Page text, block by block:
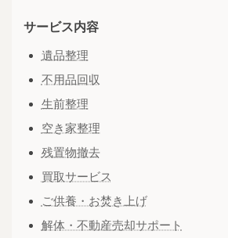
サービス内容
遺品整理
不用品回収
生前整理
空き家整理
残置物撤去
買取サービス
ご供養・お焚き上げ
解体・不動産売却サポート